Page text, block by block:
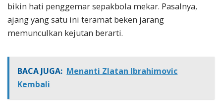
bikin hati penggemar sepakbola mekar. Pasalnya,
ajang yang satu ini teramat beken jarang
memunculkan kejutan berarti.
BACA JUGA: Menanti Zlatan Ibrahimovic
Kembali